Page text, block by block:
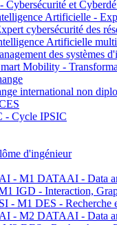
et
Artificielle -
cybersécurité des
Artificielle
des systèmes
Mobility -
international non
- Cycle IPSIC
d'ingénieur
- M1 DATAAI - Data
IGD - Interaction,
- M1 DES - Recherche
- M2 DATAAI - Data